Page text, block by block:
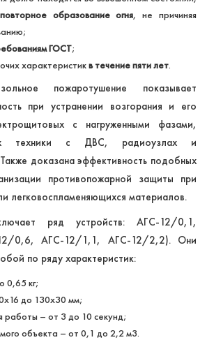
образование огня, не причиняя
ГОСТ;
характеристикв течение пяти лет.
пожаротушение показывает
при устранении возгорания и его
с нагруженными фазами,
техники с ДВС, радиоузлах и
доказана эффективность подобных
противопожарной защиты при
легковоспламеняющихся материалов.
ряд устройств: АГС-12/0,1,
0,6, АГС-12/1,1, АГС-12/2,2). Они
по ряду характеристик:
0,65 кг;
до 130х30 мм;
работы – от 3 до 10 секунд;
объекта – от 0,1 до 2,2 м3.